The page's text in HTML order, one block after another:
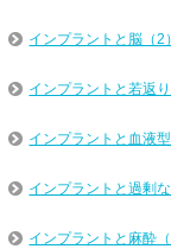
インプラントと脳（2）
インプラントと若返り
インプラントと血液型
インプラントと過剰な
インプラントと麻酔（